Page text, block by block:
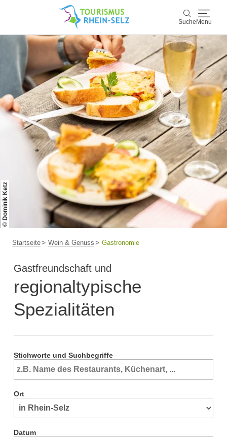
Suche Menu
Suche
Rhein-Selz
Entdecken & Erleben
Wein & Genuss
Kultur & Events
Buchen & Service
© Dominik Ketz
Startseite Wein & Genuss Gastronomie
Gastfreundschaft und
regionaltypische
Spezialitäten
Stichworte und Suchbegriffe
Ort
Datum